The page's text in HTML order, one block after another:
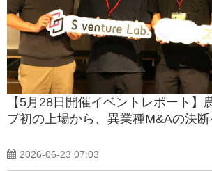
【5月28日開催イベントレポート】
プ初の上場から、異業種M&Aの決
2026-06-23 07:03